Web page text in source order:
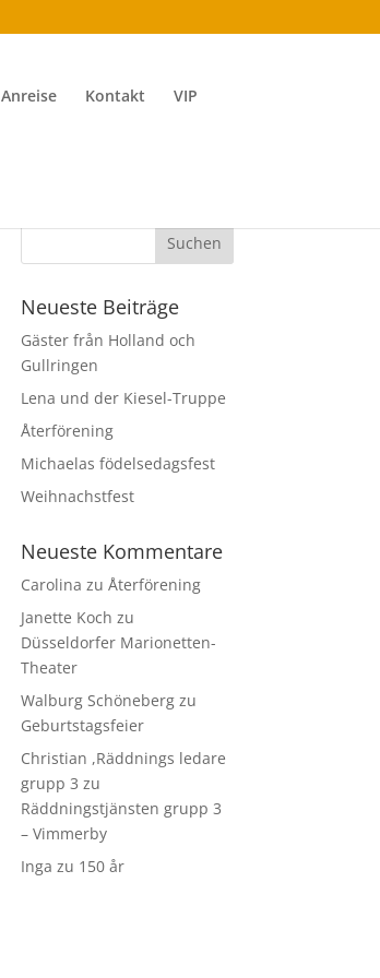
Anreise Kontakt VIP
Neueste Beiträge
Gäster från Holland och
Gullringen
Lena und der Kiesel-Truppe
Återförening
Michaelas födelsedagsfest
Weihnachstfest
Neueste Kommentare
Carolina zuÅterförening
Janette Koch zu
Düsseldorfer Marionetten-
Theater
Walburg Schöneberg zu
Geburtstagsfeier
Christian ,Räddnings ledare
grupp 3 zu
Räddningstjänsten grupp 3
– Vimmerby
Inga zu 150 år